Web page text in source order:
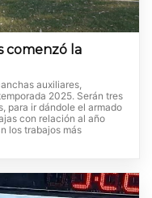
comenzó la
auxiliares,
2025. Serán tres
para ir dándole el armado
con relación al año
los trabajos más